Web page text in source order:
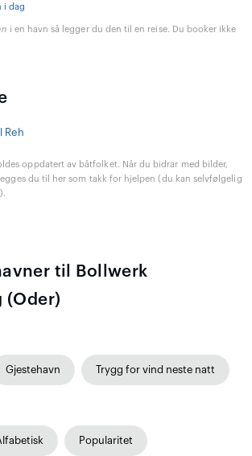
i dag
i en havn så legger du den til en reise. Du booker ikke
Reh
oppdatert av båtfolket. Når du bidrar med bilder,
du til her som takk for hjelpen (du kan selvfølgelig
til Bollwerk
(Oder)
Gjestehavn Trygg for vind neste natt
Popularitet